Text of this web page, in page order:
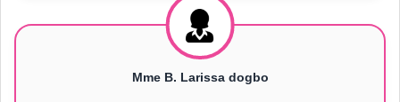
Mme B. Larissa dogbo